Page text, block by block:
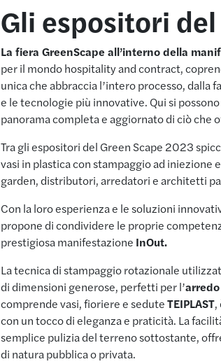
Gli espositori
La fiera GreenScape all’interno della
per il mondo hospitality and contract,
unica che abbraccia l’intero processo, dalla
e le tecnologie più innovative. Qui si
panorama completa e aggiornato di ciò che
Tra gli espositori del Green Scape 2023
vasi in plastica con stampaggio ad iniezione
garden, distributori, arredatori e architetti
Con la loro esperienza e le soluzioni
propone di condividere le proprie
prestigiosa manifestazione InOut.
La tecnica di stampaggio rotazionale
di dimensioni generose, perfetti per l’
comprende vasi, fioriere e seduteTEIPLAST,
con un tocco di eleganza e praticità. La
semplice pulizia del terreno sottostante,
di natura pubblica o privata.